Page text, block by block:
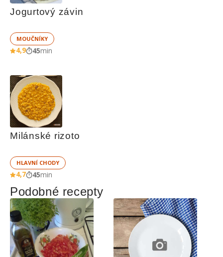
Jogurtový závin
MOUČNÍKY
4,9 45min
Milánské rizoto
HLAVNÍ CHODY
4,7 45min
Podobné recepty